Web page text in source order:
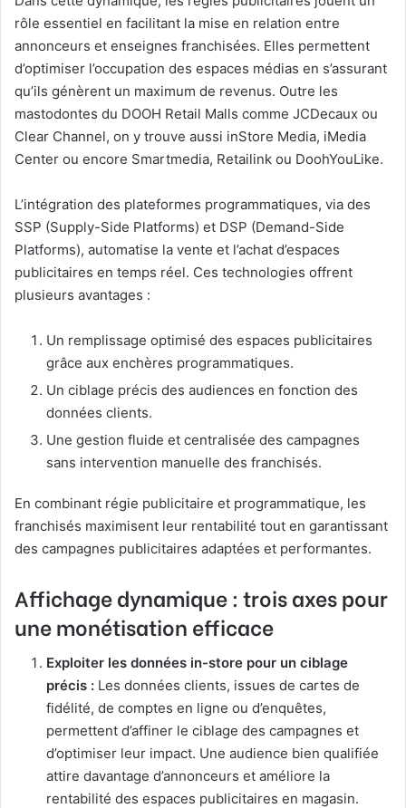
rôle essentiel en facilitant la mise en relation entre
annonceurs et enseignes franchisées. Elles permettent
d’optimiser l’occupation des espaces médias en s’assurant
qu’ils génèrent un maximum de revenus. Outre les
mastodontes du DOOH Retail Malls comme JCDecaux ou
Clear Channel, on y trouve aussi inStore Media, iMedia
Center ou encore Smartmedia, Retailink ou DoohYouLike.
L’intégration des plateformes programmatiques, via des
SSP (Supply-Side Platforms) et DSP (Demand-Side
Platforms), automatise la vente et l’achat d’espaces
publicitaires en temps réel. Ces technologies offrent
plusieurs avantages :
Un remplissage optimisé des espaces publicitaires
grâce aux enchères programmatiques.
Un ciblage précis des audiences en fonction des
données clients.
Une gestion fluide et centralisée des campagnes
sans intervention manuelle des franchisés.
En combinant régie publicitaire et programmatique, les
franchisés maximisent leur rentabilité tout en garantissant
des campagnes publicitaires adaptées et performantes.
Affichage dynamique : trois axes pour
une monétisation efficace
Exploiter les données in-store pour un ciblage
précis : Les données clients, issues de cartes de
fidélité, de comptes en ligne ou d’enquêtes,
permettent d’affiner le ciblage des campagnes et
d’optimiser leur impact. Une audience bien qualifiée
attire davantage d’annonceurs et améliore la
rentabilité des espaces publicitaires en magasin.